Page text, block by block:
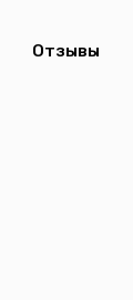
Отзывы